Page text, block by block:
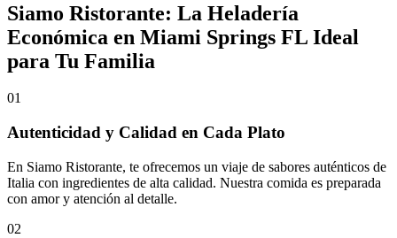
Siamo Ristorante: La Heladería
Económica en Miami Springs FL Ideal
para Tu Familia
01
Autenticidad y Calidad en Cada Plato
En Siamo Ristorante, te ofrecemos un viaje de sabores auténticos de
Italia con ingredientes de alta calidad. Nuestra comida es preparada
con amor y atención al detalle.
02